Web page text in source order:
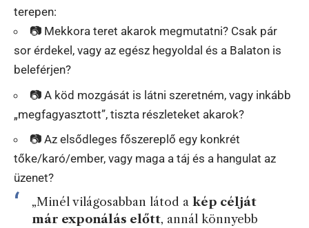
terepen:
📷 Mekkora teret akarok megmutatni? Csak pár
sor érdekel, vagy az egész hegyoldal és a Balaton is
beleférjen?
📷 A köd mozgását is látni szeretném, vagy inkább
„megfagyasztott”, tiszta részleteket akarok?
📷 Az elsődleges főszereplő egy konkrét
tőke/karó/ember, vagy maga a táj és a hangulat az
üzenet?
„Minél világosabban látod a kép célját
már exponálás előtt, annál könnyebb